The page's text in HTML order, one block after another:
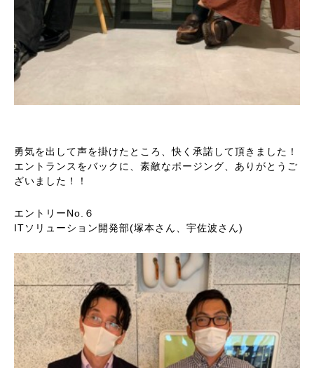
勇気を出して声を掛けたところ、快く承諾して頂きました！
エントランスをバックに、素敵なポージング、ありがとうご
ざいました！！
エントリーNo.６
ITソリューション開発部(塚本さん、宇佐波さん)